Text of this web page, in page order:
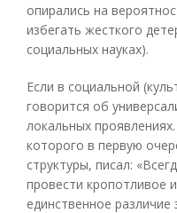
опирались на
избегать жесткого
социальных науках).
Если в социальной
говорится об
локальных
которого в первую
структуры, писал:
провести кропотливое
единственное